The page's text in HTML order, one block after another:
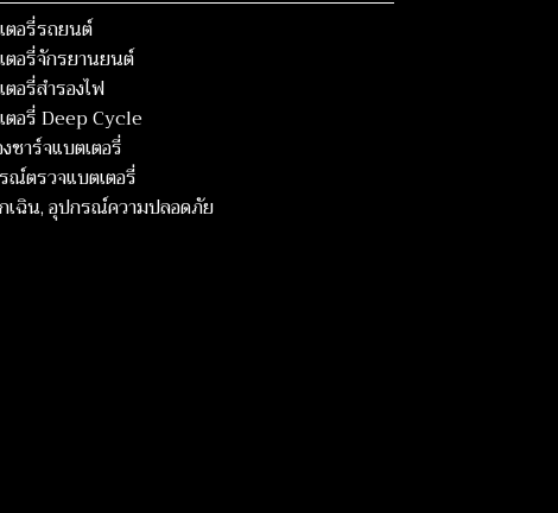
ตอรี่รถยนต์
ตอรี่จักรยานยนต์
อรี่สำรองไฟ
ตอรี่ Deep Cycle
ชาร์จแบตเตอรี่
ณ์ตรวจแบตเตอรี่
เฉิน, อุปกรณ์ความปลอดภัย